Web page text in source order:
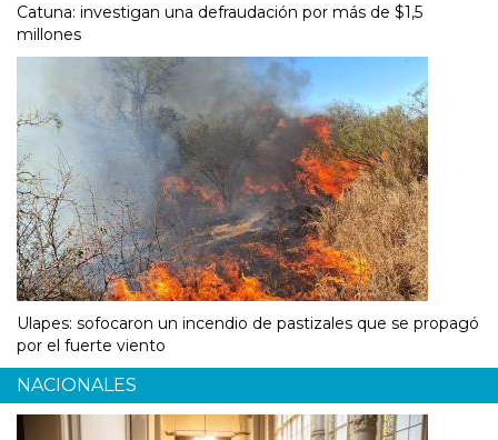
Catuna: investigan una defraudación por más de $1,5
millones
Ulapes: sofocaron un incendio de pastizales que se propagó
por el fuerte viento
NACIONALES